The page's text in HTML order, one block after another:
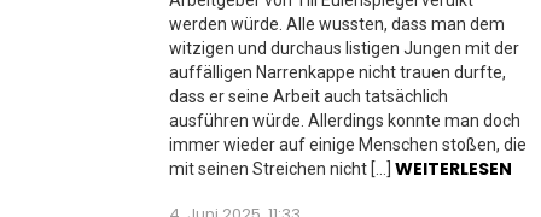
werden würde. Alle wussten, dass man dem
witzigen und durchaus listigen Jungen mit der
auffälligen Narrenkappe nicht trauen durfte,
dass er seine Arbeit auch tatsächlich
ausführen würde. Allerdings konnte man doch
immer wieder auf einige Menschen stoßen, die
mit seinen Streichen nicht […] WEITERLESEN